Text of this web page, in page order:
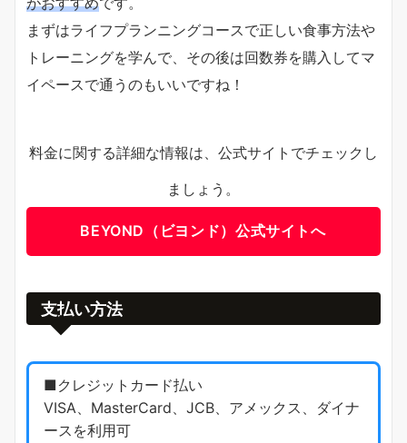
まずはライフプランニングコースで正しい食事方法や
トレーニングを学んで、その後は回数券を購入してマ
イペースで通うのもいいですね！
料金に関する詳細な情報は、公式サイトでチェックし
ましょう。
BEYOND（ビヨンド）公式サイトへ
支払い方法
■クレジットカード払い
VISA、MasterCard、JCB、アメックス、ダイナ
ースを利用可